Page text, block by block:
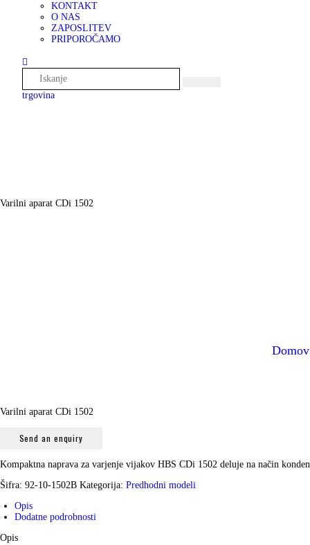
KONTAKT
O NAS
ZAPOSLITEV
PRIPOROČAMO
trgovina
Varilni aparat CDi 1502
Domov
Varilni aparat CDi 1502
Send an enquiry
Kompaktna naprava za varjenje vijakov HBS CDi 1502 deluje na način
Šifra: 92-10-1502B Kategorija: Predhodni modeli
Opis
Dodatne podrobnosti
Opis